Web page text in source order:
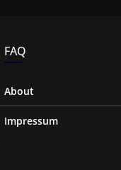
FAQ
About
Impressum